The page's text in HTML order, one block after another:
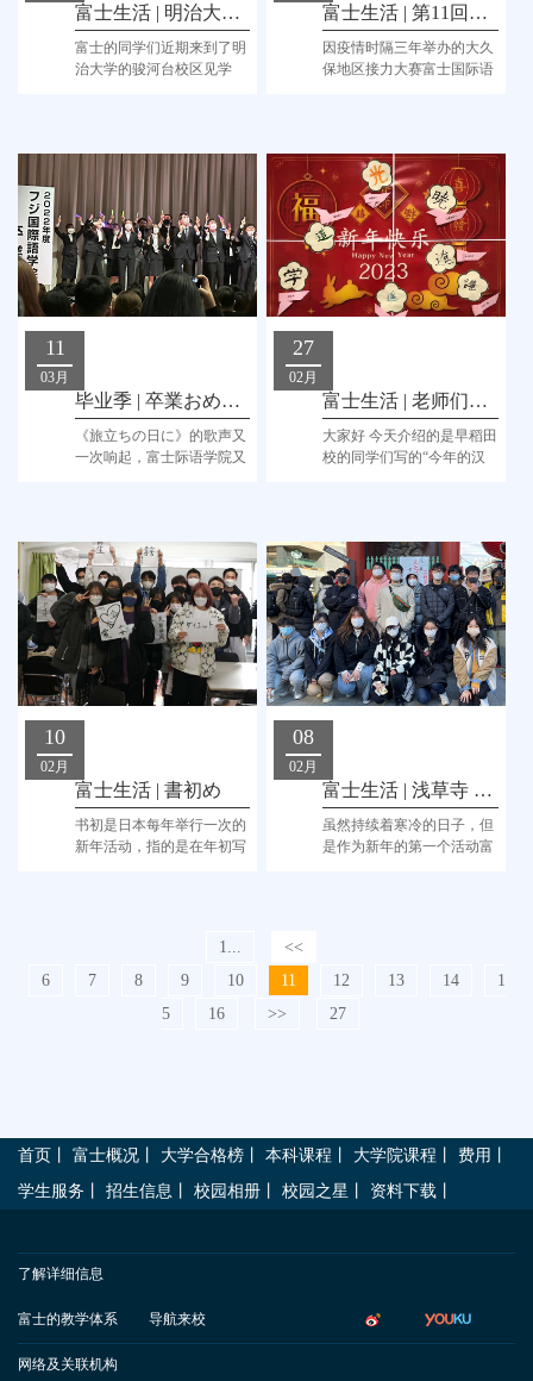
富士生活 | 明治大学见学
富士的同学们近期来到了明
治大学的骏河台校区见学
富士生活 | 第11回箱根山駅伝大会出場！
因疫情时隔三年举办的大久
保地区接力大赛富士国际语
11
03月
毕业季 | 卒業おめでとう！
《旅立ちの日に》的歌声又
一次响起，富士际语学院又
27
02月
富士生活 | 老师们的“今年的汉字”
大家好 今天介绍的是早稻田
校的同学们写的“今年的汉
10
02月
富士生活 | 書初め
书初是日本每年举行一次的
新年活动，指的是在年初写
08
02月
富士生活 | 浅草寺 お守り
虽然持续着寒冷的日子，但
是作为新年的第一个活动富
1...
<<
6
7 8 9 10 11 12 13 14
1
5
16 >> 27
首页 富士概况 大学合格榜 本科课程 大学院课程 费用
学生服务
招生信息 校园相册 校园之星 资料下载
了解详细信息
富士的教学体系 导航来校
网络及关联机构